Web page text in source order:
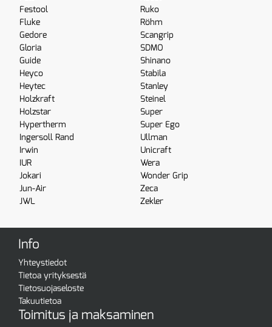
Festool
Fluke
Gedore
Gloria
Guide
Heyco
Heytec
Holzkraft
Holzstar
Hypertherm
Ingersoll Rand
Irwin
IUR
Jokari
Jun-Air
JWL
Ruko
Röhm
Scangrip
SDMO
Shinano
Stabila
Stanley
Steinel
Super
Super Ego
Ullman
Unicraft
Wera
Wonder Grip
Zeca
Zekler
Info
Yhteystiedot
Tietoa yrityksestä
Tietosuojaseloste
Takuutietoa
Toimitus ja maksaminen